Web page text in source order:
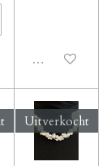
Uitgeschakeld
Uitverkocht